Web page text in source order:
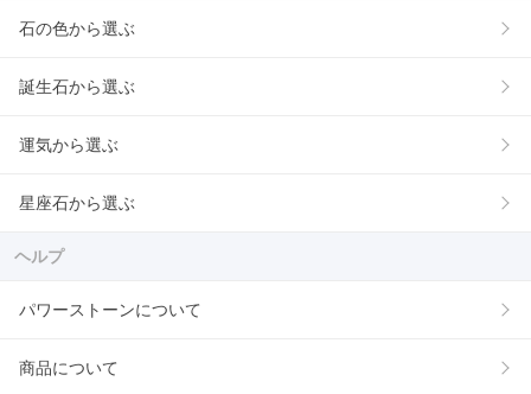
石の色から選ぶ
誕生石から選ぶ
運気から選ぶ
星座石から選ぶ
ヘルプ
パワーストーンについて
商品について